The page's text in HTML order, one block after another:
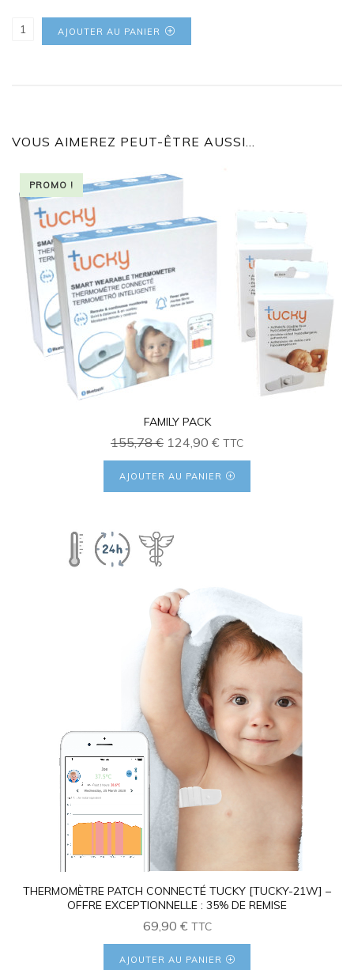
quantité de 1 recharge de 15 adhésifs double face
hypoallergéniques [ADH-21]
AJOUTER AU PANIER
VOUS AIMEREZ PEUT-ÊTRE AUSSI…
PROMO !
FAMILY PACK
155,78€ Le
prix
initial
124,90 € Le
prix
actuel
TTC
AJOUTER AU PANIER
THERMOMÈTRE PATCH CONNECTÉ TUCKY [TUCKY-21W] –
OFFRE EXCEPTIONNELLE : 35% DE REMISE
69,90 € TTC
AJOUTER AU PANIER